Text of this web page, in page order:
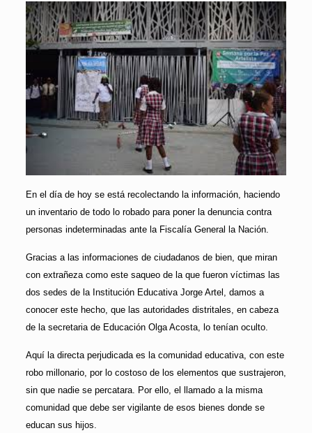
En el día de hoy se está recolectando la información, haciendo
un inventario de todo lo robado para poner la denuncia contra
personas indeterminadas ante la Fiscalía General la Nación.
Gracias a las informaciones de ciudadanos de bien, que miran
con extrañeza como este saqueo de la que fueron víctimas las
dos sedes de la Institución Educativa Jorge Artel, damos a
conocer este hecho, que las autoridades distritales, en cabeza
de la secretaria de Educación Olga Acosta, lo tenían oculto.
Aquí la directa perjudicada es la comunidad educativa, con este
robo millonario, por lo costoso de los elementos que sustrajeron,
sin que nadie se percatara. Por ello, el llamado a la misma
comunidad que debe ser vigilante de esos bienes donde se
educan sus hijos.